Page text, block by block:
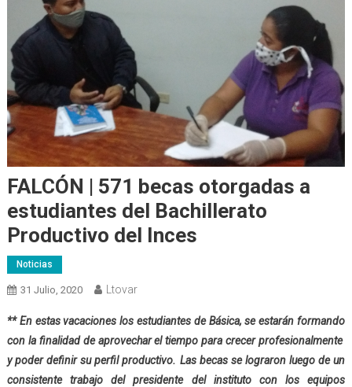
FALCÓN | 571 becas otorgadas a
estudiantes del Bachillerato
Productivo del Inces
Noticias
31 Julio, 2020 Ltovar
** En estas vacaciones los estudiantes de Básica, se estarán formando
con la finalidad de aprovechar el tiempo para crecer profesionalmente
y poder definir su perfil productivo. Las becas se lograron luego de un
consistente trabajo del presidente del instituto con los equipos